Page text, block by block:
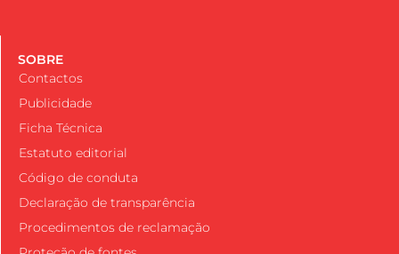
SOBRE
Contactos
Publicidade
Ficha Técnica
Estatuto editorial
Código de conduta
Declaração de transparência
Procedimentos de reclamação